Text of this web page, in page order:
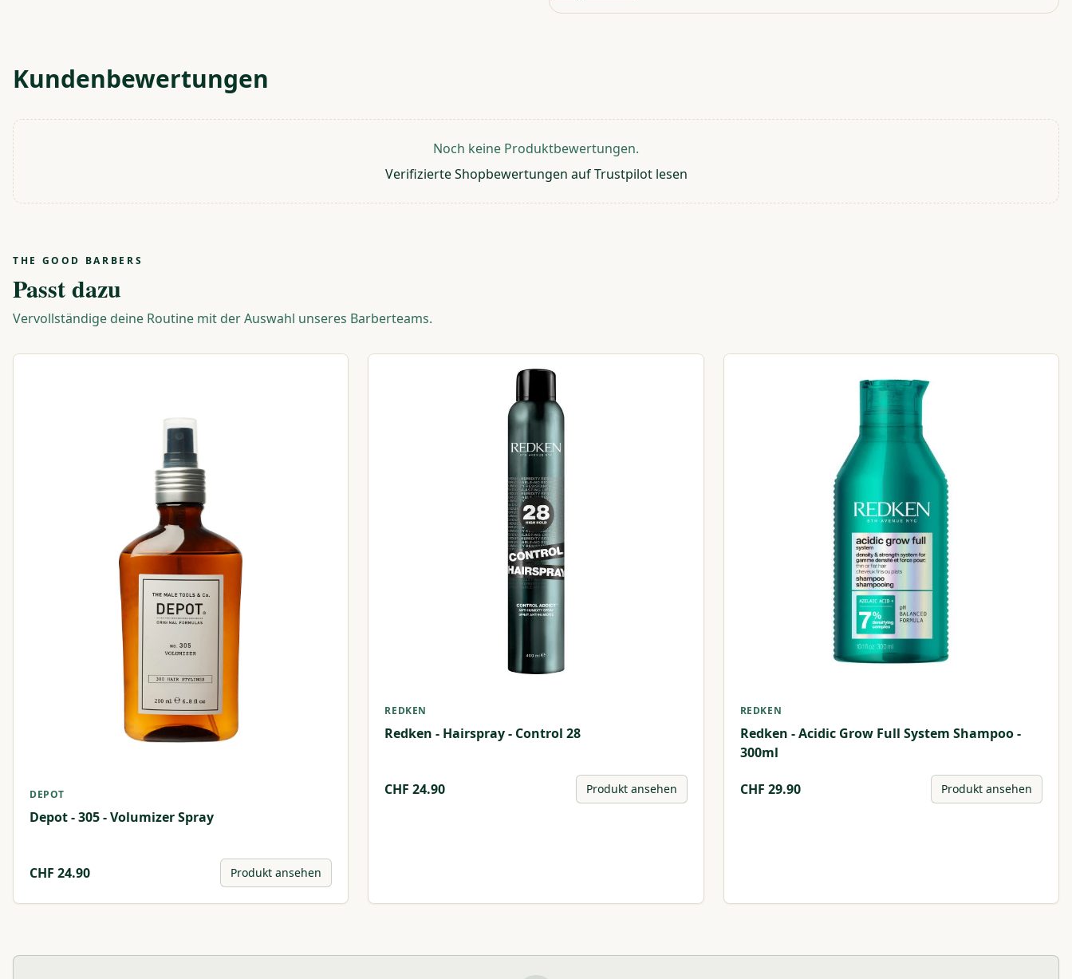
Kundenbewertungen
Noch keine Produktbewertungen.
Verifizierte Shopbewertungen auf Trustpilot lesen
THE GOOD BARBERS
Passt dazu
Vervollständige deine Routine mit der Auswahl unseres Barberteams.
DEPOT
Depot - 305 - Volumizer Spray
CHF 24.90 Produkt ansehen
REDKEN
Redken - Hairspray - Control 28
CHF24.90 Produkt ansehen
REDKEN
Redken - Acidic Grow Full System Shampoo -
300ml
CHF 29.90 Produkt ansehen